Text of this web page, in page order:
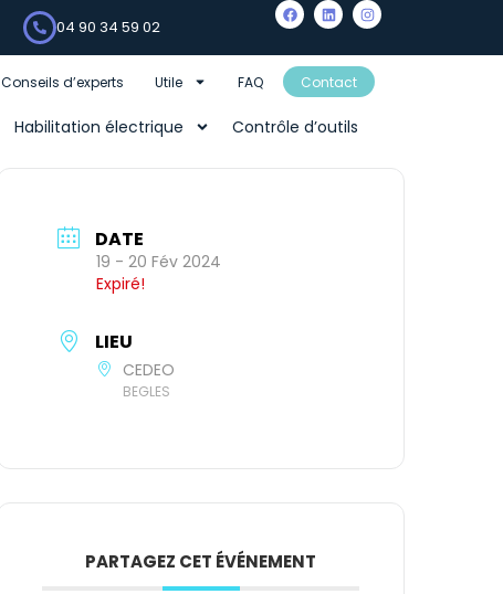
04 90 34 59 02
Conseils d’experts Utile FAQ Contact
Habilitation électrique Contrôle d’outils
DATE
19 - 20 Fév 2024
Expiré!
LIEU
CEDEO
BEGLES
PARTAGEZ CET ÉVÉNEMENT